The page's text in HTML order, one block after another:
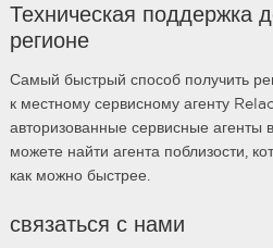
Техническая поддержка
регионе
Самый быстрый способ получить
к местному сервисному агенту
авторизованные сервисные агенты
можете найти агента поблизости,
как можно быстрее.
связаться с нами